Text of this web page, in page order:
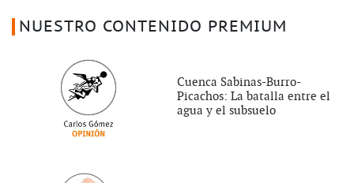
NUESTRO CONTENIDO PREMIUM
Cuenca Sabinas-Burro-
Picachos: La batalla entre el
agua y el subsuelo